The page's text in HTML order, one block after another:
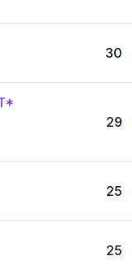
30
29
25
25